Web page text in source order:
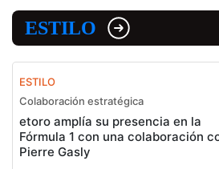
ESTILO
ESTILO
Colaboración estratégica
etoro amplía su presencia en la
Fórmula 1 con una colaboración
Pierre Gasly